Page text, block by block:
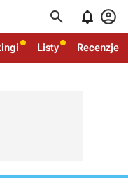
  
Listy Recenzje